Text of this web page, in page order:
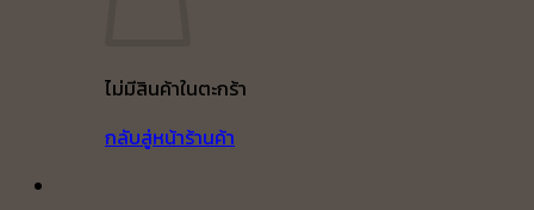
ไม่มีสินค้าในตะกร้า
กลับสู่หน้าร้านค้า